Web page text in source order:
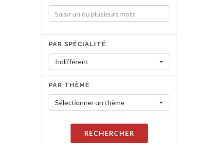
PAR SPÉCIALITÉ
Indifférent
PAR THÈME
Sélectionner un thème
RECHERCHER